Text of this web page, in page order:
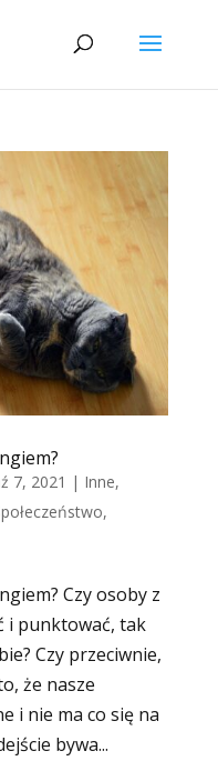
7, 2021 | Inne,
,
Czy osoby z
i punktować, tak
Czy przeciwnie,
że nasze
i nie ma co się na
bywa...